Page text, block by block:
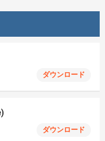
ダウンロード
ダウンロード